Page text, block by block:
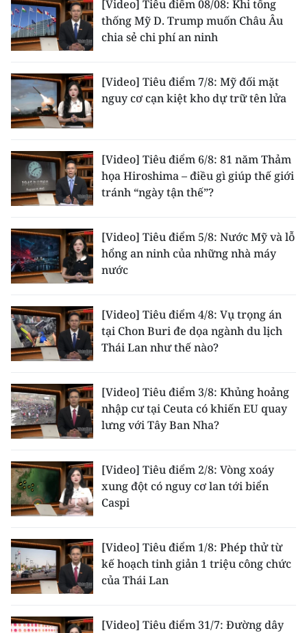
TIN MỚI
Trung du và miền núi phía Bắc
Đồng bằng sông Hồng
Bắc Trung Bộ
Duyên hải Nam Trung Bộ và Tây
Nguyên
Đông Nam Bộ
Đồng bằng sông Cửu Long
Chuyên trang TP. Hồ Chí Minh
CHUYÊN ĐỀ
CÁC CHUYÊN TRANG
VỀ BÁO NHÂN DÂN
THỜI NAY
NHÂN DÂN CUỐI TUẦN
MUA BÁO
ĐỌC BÁO IN
[Video] Tiêu điểm 08/08: Khi tổng
thống Mỹ D. Trump muốn Châu Âu
chia sẻ chi phí an ninh
[Video] Tiêu điểm 7/8: Mỹ đối mặt
nguy cơ cạn kiệt kho dự trữ tên lửa
[Video] Tiêu điểm 6/8: 81 năm Thảm
họa Hiroshima – điều gì giúp thế giới
tránh “ngày tận thế”?
[Video] Tiêu điểm 5/8: Nước Mỹ và lỗ
hổng an ninh của những nhà máy
nước
[Video] Tiêu điểm 4/8: Vụ trọng án
tại Chon Buri đe dọa ngành du lịch
Thái Lan như thế nào?
[Video] Tiêu điểm 3/8: Khủng hoảng
nhập cư tại Ceuta có khiến EU quay
lưng với Tây Ban Nha?
[Video] Tiêu điểm 2/8: Vòng xoáy
xung đột có nguy cơ lan tới biển
Caspi
[Video] Tiêu điểm 1/8: Phép thử từ
kế hoạch tinh giản 1 triệu công chức
của Thái Lan
[Video] Tiêu điểm 31/7: Đường dây